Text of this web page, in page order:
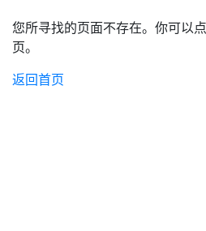
您所寻找的页面不存在。你可以
页。
返回首页